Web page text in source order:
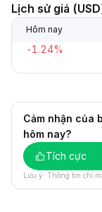
Lịch sử giá
Hôm nay
-1.24%
Cảm nhận của
hôm nay?
Tích cực
Lưu ý: Thông tin chỉ